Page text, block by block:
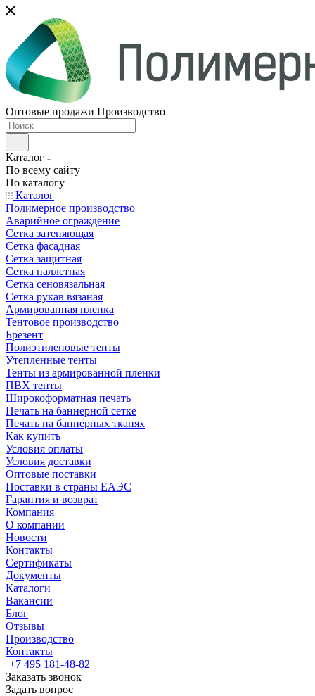
Оптовые продажи Производство
Каталог
По всему сайту
По каталогу
Каталог
Полимерное производство
Аварийное ограждение
Сетка затеняющая
Сетка фасадная
Сетка защитная
Сетка паллетная
Сетка сеновязальная
Сетка рукав вязаная
Армированная пленка
Тентовое производство
Брезент
Полиэтиленовые тенты
Утепленные тенты
Тенты из армированной пленки
ПВХ тенты
Широкоформатная печать
Печать на баннерной сетке
Печать на баннерных тканях
Как купить
Условия оплаты
Условия доставки
Оптовые поставки
Поставки в страны ЕАЭС
Гарантия и возврат
Компания
О компании
Новости
Контакты
Сертификаты
Документы
Каталоги
Вакансии
Блог
Отзывы
Производство
Контакты
+7 495 181-48-82
Заказать звонок
Задать вопрос